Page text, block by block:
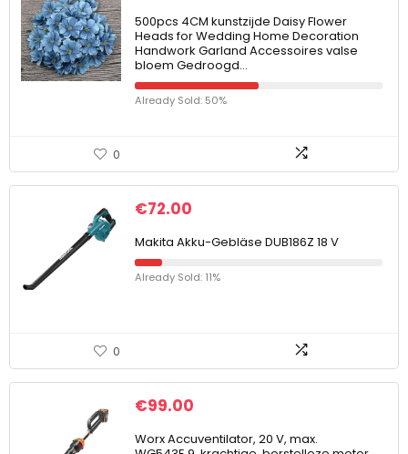
500pcs 4CM kunstzijde Daisy Flower
Heads for Wedding Home Decoration
Handwork Garland Accessoires valse
bloem Gedroogd…
Already Sold: 50%
0
€72.00
Makita Akku-Gebläse DUB186Z 18 V
Already Sold: 11%
0
€99.00
Worx Accuventilator, 20 V, max.